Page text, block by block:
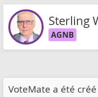
Sterling
AGNB
VoteMate a été